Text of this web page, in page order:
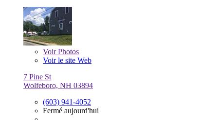
VoirPhotos
Voir le site Web
7 Pine St
Wolfeboro, NH 03894
(603) 941-4052
Fermé aujourd'hui